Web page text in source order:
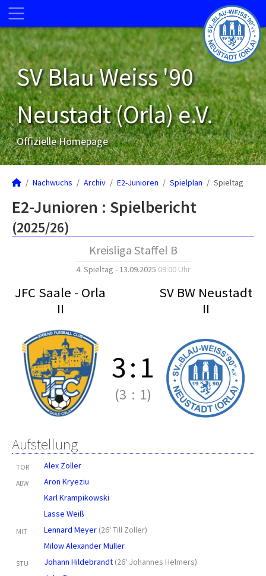
SV Blau Weiss '90
Neustadt (Orla) e.V.
Offizielle Homepage
Nachwuchs Archiv E2-Junioren Spielplan Spieltag
E2-Junioren : Spielbericht
(2025/26)
Kreisliga Staffel B
4. Spieltag - 13.09.2025 09:00 Uhr
JFC Saale - Orla
II
SV BW Neustadt
II
3:1
(3 : 1)
Aufstellung
TOR Alex Zoller
ABW
Aron Kryeziu
Karl Krampikowski
Lasse Weiß
MIT Lennard Meyer (26' Till Zoller)
Milow Alexander Müller
STU Johann Hildebrandt (26' Johannes Helmers)